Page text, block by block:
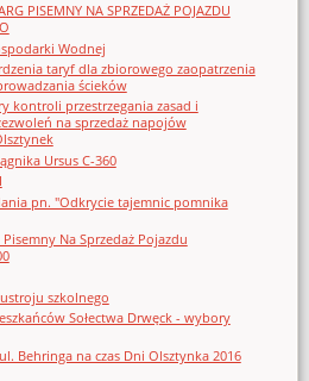
PISEMNY NA SPRZEDAŻ POJAZDU
Wodnej
taryf dla zbiorowego zaopatrzenia
ścieków
kontroli przestrzegania zasad i
na sprzedaż napojów
Ursus C-360
pn. "Odkrycie tajemnic pomnika
Na Sprzedaż Pojazdu
szkolnego
Sołectwa Drwęck - wybory
Behringa na czas Dni Olsztynka 2016